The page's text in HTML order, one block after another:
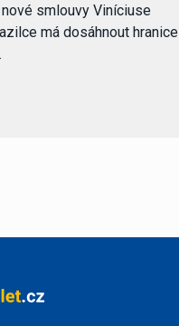
smlouvy Viníciuse
má dosáhnout hranice